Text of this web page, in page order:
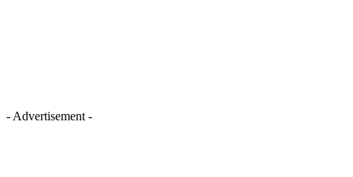
- Advertisement -